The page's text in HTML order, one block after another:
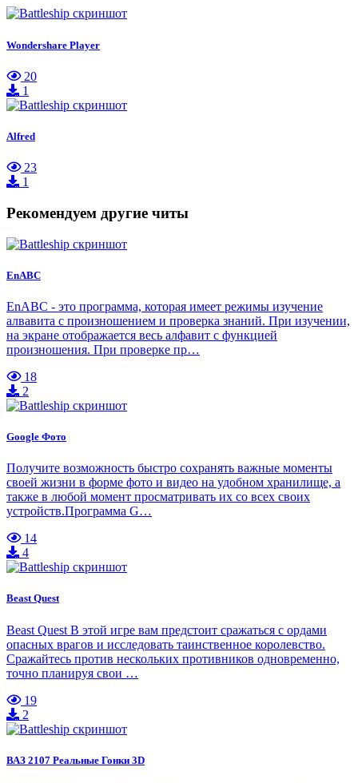
Wondershare Player
20
1
Alfred
23
1
Рекомендуем другие читы
EnABC
EnABC - это программа, которая имеет режимы изучение
алвавита с произношением и проверка знаний. При изучении,
на экране отображается весь алфавит с функцией
произношения. При проверке пр…
18
2
Google Фото
Получите возможность быстро сохранять важные моменты
своей жизни в форме фото и видео на удобном хранилище, а
также в любой момент просматривать их со всех своих
устройств.Программа G…
14
4
Beast Quest
Beast Quest В этой игре вам предстоит сражаться с ордами
опасных врагов и исследовать таинственное королевство.
Сражайтесь против нескольких противников одновременно,
точно планируя свои …
19
2
ВАЗ 2107 Реальные Гонки 3D